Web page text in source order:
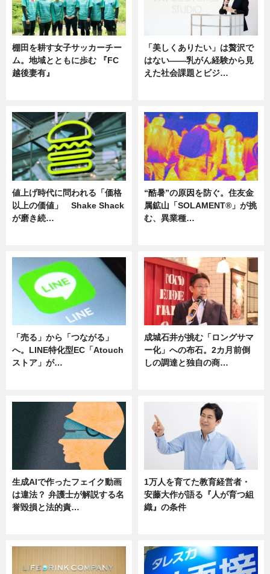
棚田を耕す女子サッカーチー
ム。地域とともに歩む 『FC
越後妻有』
「美しくありたい」は贅沢で
はない――乳がん経験から見
えた社会課題とビジ…
値上げ時代に問われる「価格
以上の価値」 Shake Shack
が磨き続…
“酷暑”の原因を防ぐ。住友金
属鉱山「SOLAMENT®」が挑
む、異業種…
「売る」から「つながる」
へ。LINE特化型EC「Atouch
ストア」が…
成城石井が挑む「ロングサマ
ー化」への布石。2カ月前倒
しの調達と独自の商…
生成AIで作ったフェイク動画
は違法？ 弁護士が解説する名
誉毀損と法的責…
1万人を育てた教育経営者・
安藤大作が語る『人が育つ組
織』の条件